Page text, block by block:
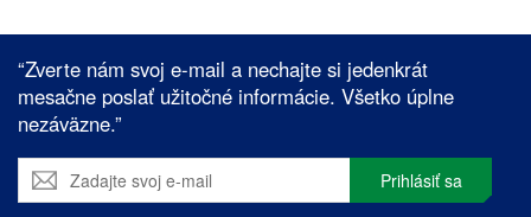
“Zverte nám svoj e-mail a nechajte si jedenkrát
mesačne poslať užitočné informácie. Všetko úplne
nezáväzne.”
Prihlásiť sa